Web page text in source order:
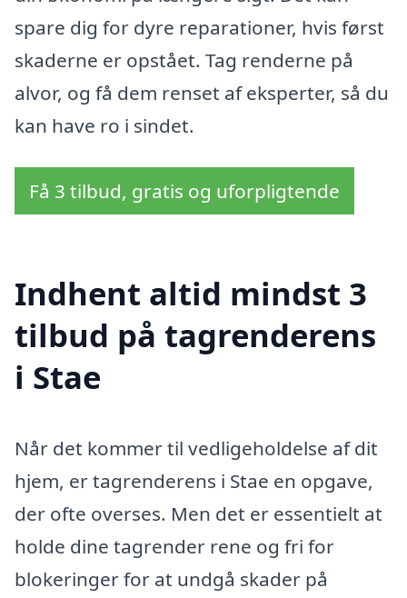
spare dig for dyre reparationer, hvis først
skaderne er opstået. Tag renderne på
alvor, og få dem renset af eksperter, så du
kan have ro i sindet.
Få 3 tilbud, gratis og uforpligtende
Indhent altid mindst 3
tilbud på tagrenderens
i Stae
Når det kommer til vedligeholdelse af dit
hjem, er tagrenderens i Stae en opgave,
der ofte overses. Men det er essentielt at
holde dine tagrender rene og fri for
blokeringer for at undgå skader på